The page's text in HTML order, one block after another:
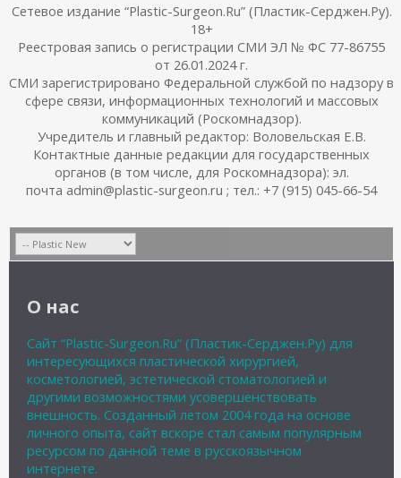
Сетевое издание “Plastic-Surgeon.Ru” (Пластик-Серджен.Ру).
18+
Реестровая запись о регистрации СМИ ЭЛ № ФС 77-86755
от 26.01.2024 г.
СМИ зарегистрировано Федеральной службой по надзору в
сфере связи, информационных технологий и массовых
коммуникаций (Роскомнадзор).
Учредитель и главный редактор: Воловельская Е.В.
Контактные данные редакции для государственных
органов (в том числе, для Роскомнадзора): эл.
почта admin@plastic-surgeon.ru ; тел.: +7 (915) 045-66-54
О нас
Сайт “Plastic-Surgeon.Ru” (Пластик-Серджен.Ру) для
интересующихся пластической хирургией,
косметологией, эстетической стоматологией и
другими возможностями усовершенствовать
внешность. Созданный летом 2004 года на основе
личного опыта, сайт вскоре стал самым популярным
ресурсом по данной теме в русскоязычном
интернете.